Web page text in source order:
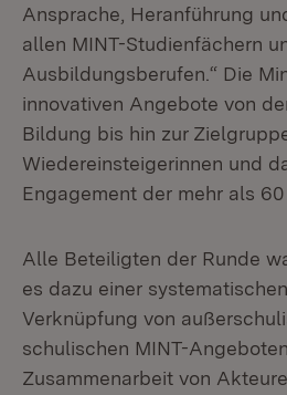
Ansprache, Heranführung
allen MINT-Studienfächern
Ausbildungsberufen.“ Die
innovativen Angebote von
Bildung bis hin zur
Wiedereinsteigerinnen und
Engagement der mehr als
Alle Beteiligten der Runde
es dazu einer
Verknüpfung von
schulischen MINT-
Zusammenarbeit von